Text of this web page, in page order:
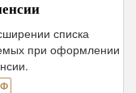
списка
при оформлении